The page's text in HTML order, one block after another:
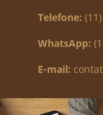
Telefone:
WhatsApp:
E-mail: